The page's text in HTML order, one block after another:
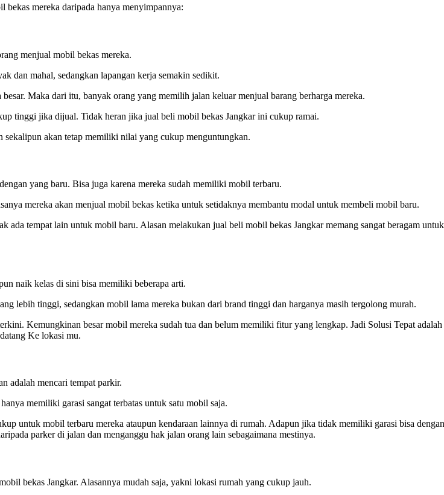
mereka daripada hanya menyimpannya:
menjual mobil bekas mereka.
dan mahal, sedangkan lapangan kerja semakin sedikit.
Maka dari itu, banyak orang yang memilih jalan keluar menjual barang berharga mereka.
tinggi jika dijual. Tidak heran jika jual beli mobil bekas Jangkar ini cukup ramai.
akan tetap memiliki nilai yang cukup menguntungkan.
yang baru. Bisa juga karena mereka sudah memiliki mobil terbaru.
mereka akan menjual mobil bekas ketika untuk setidaknya membantu modal untuk membeli mobil baru.
ada tempat lain untuk mobil baru. Alasan melakukan jual beli mobil bekas Jangkar memang sangat beragam untuk
naik kelas di sini bisa memiliki beberapa arti.
lebih tinggi, sedangkan mobil lama mereka bukan dari brand tinggi dan harganya masih tergolong murah.
Kemungkinan besar mobil mereka sudah tua dan belum memiliki fitur yang lengkap. Jadi Solusi Tepat adalah
Ke lokasi mu.
adalah mencari tempat parkir.
memiliki garasi sangat terbatas untuk satu mobil saja.
untuk mobil terbaru mereka ataupun kendaraan lainnya di rumah. Adapun jika tidak memiliki garasi bisa dengan
parker di jalan dan menganggu hak jalan orang lain sebagaimana mestinya.
bekas Jangkar. Alasannya mudah saja, yakni lokasi rumah yang cukup jauh.